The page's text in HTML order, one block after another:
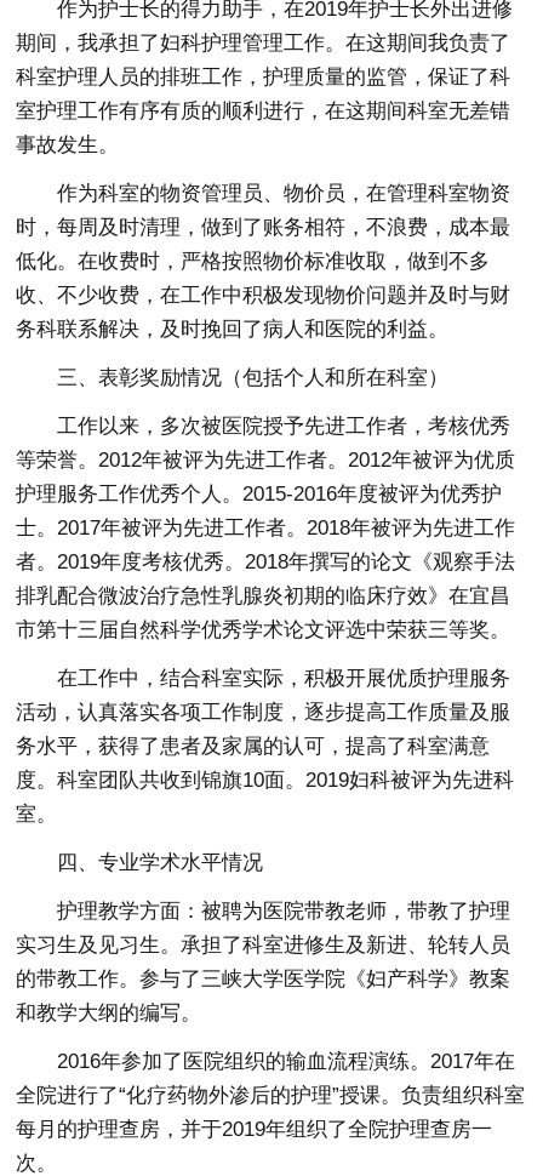
作为护士长的得力助手，在2019年护士长外出进修
期间，我承担了妇科护理管理工作。在这期间我负责了
科室护理人员的排班工作，护理质量的监管，保证了科
室护理工作有序有质的顺利进行，在这期间科室无差错
事故发生。
作为科室的物资管理员、物价员，在管理科室物资
时，每周及时清理，做到了账务相符，不浪费，成本最
低化。在收费时，严格按照物价标准收取，做到不多
收、不少收费，在工作中积极发现物价问题并及时与财
务科联系解决，及时挽回了病人和医院的利益。
三、表彰奖励情况（包括个人和所在科室）
工作以来，多次被医院授予先进工作者，考核优秀
等荣誉。2012年被评为先进工作者。2012年被评为优质
护理服务工作优秀个人。2015-2016年度被评为优秀护
士。2017年被评为先进工作者。2018年被评为先进工作
者。2019年度考核优秀。2018年撰写的论文《观察手法
排乳配合微波治疗急性乳腺炎初期的临床疗效》在宜昌
市第十三届自然科学优秀学术论文评选中荣获三等奖。
在工作中，结合科室实际，积极开展优质护理服务
活动，认真落实各项工作制度，逐步提高工作质量及服
务水平，获得了患者及家属的认可，提高了科室满意
度。科室团队共收到锦旗10面。2019妇科被评为先进科
室。
四、专业学术水平情况
护理教学方面：被聘为医院带教老师，带教了护理
实习生及见习生。承担了科室进修生及新进、轮转人员
的带教工作。参与了三峡大学医学院《妇产科学》教案
和教学大纲的编写。
2016年参加了医院组织的输血流程演练。2017年在
全院进行了“化疗药物外渗后的护理”授课。负责组织科室
每月的护理查房，并于2019年组织了全院护理查房一
次。